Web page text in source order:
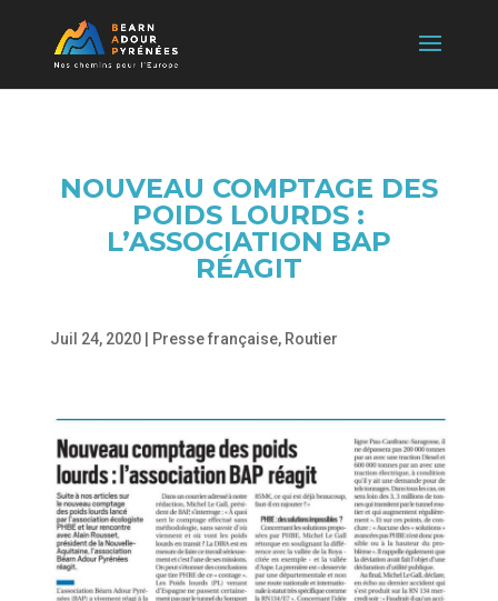
NOUVEAU COMPTAGE DES
POIDS LOURDS :
L’ASSOCIATION BAP
RÉAGIT
Juil 24, 2020| Presse française, Routier